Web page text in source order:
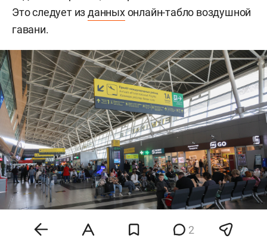
Это следует изданныхонлайн-табло воздушной
гавани.
2